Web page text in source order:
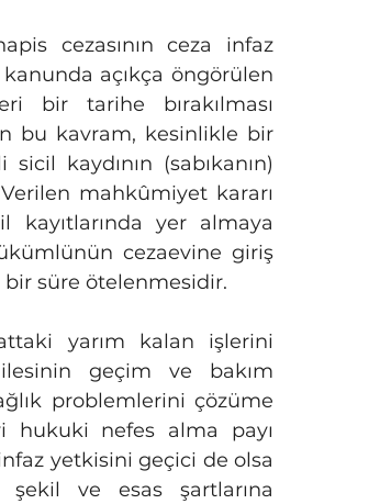
açıkça öngörülen
bir tarihe bırakılması
bu kavram, kesinlikle bir
kaydının (sabıkanın)
mahkûmiyet kararı
kayıtlarında yer almaya
cezaevine giriş
süre ötelenmesidir.
geçim ve bakım
problemlerini çözüme
hukuki nefes alma payı
yetkisini geçici de olsa
ve esas şartlarına